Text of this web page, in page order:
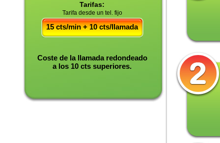
Tarifas:
Tarifa desde un tel. fijo
15 cts/min + 10 cts/llamada
Coste de la llamada redondeado
a los 10 cts superiores.